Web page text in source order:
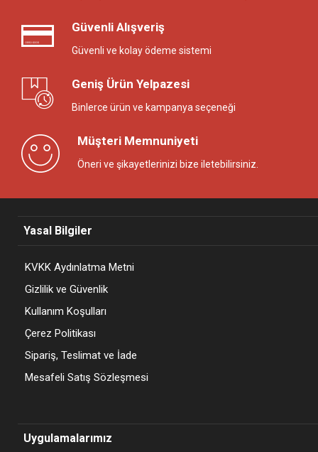
Güvenli Alışveriş
Güvenli ve kolay ödeme sistemi
Geniş Ürün Yelpazesi
Binlerce ürün ve kampanya seçeneği
Müşteri Memnuniyeti
Öneri ve şikayetlerinizi bize iletebilirsiniz.
Yasal Bilgiler
KVKK Aydınlatma Metni
Gizlilik ve Güvenlik
Kullanım Koşulları
Çerez Politikası
Sipariş, Teslimat ve İade
Mesafeli Satış Sözleşmesi
Uygulamalarımız